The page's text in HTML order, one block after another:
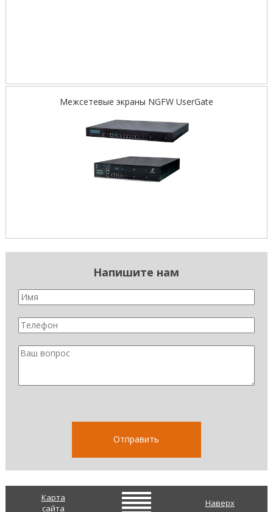
Межсетевые экраны NGFW UserGate
Напишите нам
Карта
сайта
Наверх